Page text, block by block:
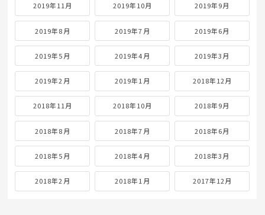
2019年11月 2019年10月 2019年9月
2019年8月 2019年7月 2019年6月
2019年5月 2019年4月 2019年3月
2019年2月 2019年1月 2018年12月
2018年11月 2018年10月 2018年9月
2018年8月 2018年7月 2018年6月
2018年5月 2018年4月 2018年3月
2018年2月 2018年1月 2017年12月